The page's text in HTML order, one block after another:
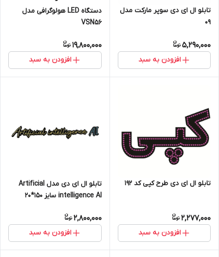
تابلو ال ای دی سوپر مارکت مدل
09
5,290,000
افزودن به سبد
دستگاه LED هولوگرافی مدل
VSN56
19,800,000
افزودن به سبد
تابلو ال ای دی طرح کپی کد ۱۹۲
2,277,000
افزودن به سبد
تابلو ال ای دی مدل Artificial
intelligence AI سایز 150*20
2,800,000
افزودن به سبد